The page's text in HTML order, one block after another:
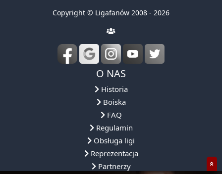
Copyright © Ligafanów 2008 - 2026
O NAS
Historia
Boiska
FAQ
Regulamin
Obsługa ligi
Reprezentacja
Partnerzy